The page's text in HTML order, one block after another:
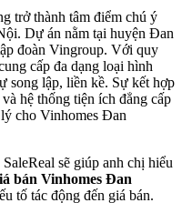
trở thành tâm điểm chú ý
Dự án nằm tại huyện Đan
đoàn Vingroup. Với quy
cấp đa dạng loại hình
song lập, liền kề. Sự kết hợp
hệ thống tiện ích đẳng cấp
cho Vinhomes Đan
sẽ giúp anh chị hiểu
bán Vinhomes Đan
tố tác động đến giá bán.